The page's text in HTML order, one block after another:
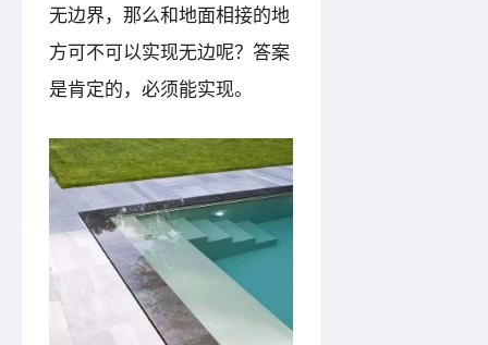
无边界，那么和地面相接的地
方可不可以实现无边呢？答案
是肯定的，必须能实现。